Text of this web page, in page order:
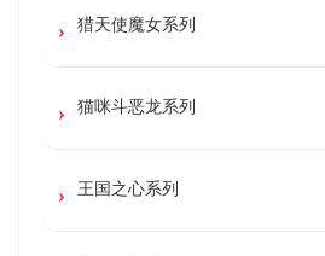
猎天使魔女系列
猫咪斗恶龙系列
王国之心系列